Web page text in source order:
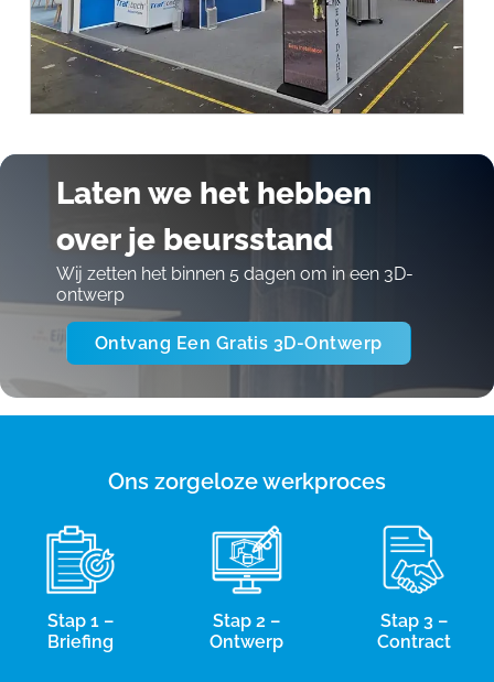
Laten we het hebben
over je beursstand
Wij zetten het binnen 5 dagen om in een 3D-
ontwerp
Ontvang Een Gratis 3D-Ontwerp
Ons zorgeloze werkproces
Stap 1 –
Briefing
Stap 2 –
Ontwerp
Stap 3 –
Contract